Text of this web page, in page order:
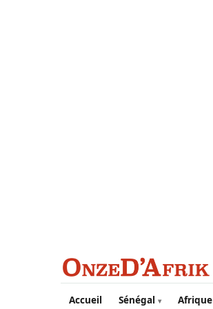
Aller au contenu principal
Accueil Sénégal Afrique